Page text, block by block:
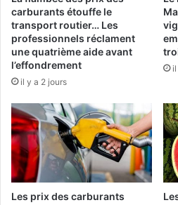
carburants étouffe le
transport routier… Les
professionnels réclament
une quatrième aide avant
l’effondrement
il y a 2 jours
il
Les prix des carburants